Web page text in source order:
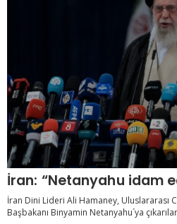
İran: “Netanyahu idam
İran Dini Lideri Ali Hamaney, Uluslararası
Başbakanı Binyamin Netanyahu´ya